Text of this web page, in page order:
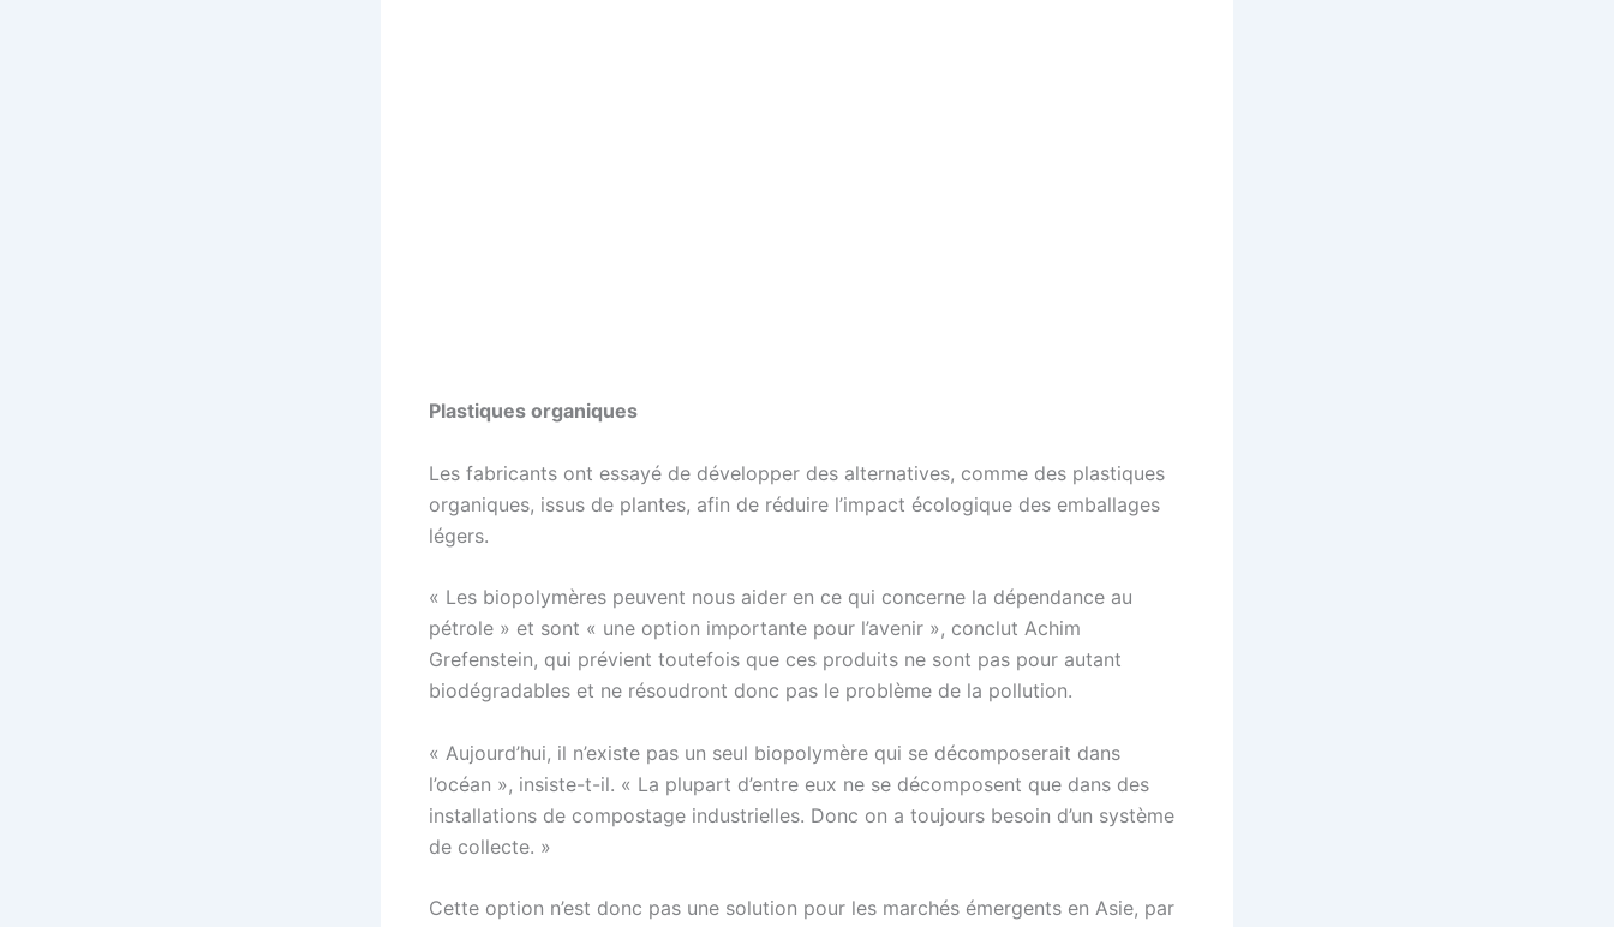
Plastiques organiques
Les fabricants ont essayé de développer des alternatives, comme des plastiques
organiques, issus de plantes, afin de réduire l’impact écologique des emballages
légers.
« Les biopolymères peuvent nous aider en ce qui concerne la dépendance au
pétrole » et sont « une option importante pour l’avenir », conclut Achim
Grefenstein, qui prévient toutefois que ces produits ne sont pas pour autant
biodégradables et ne résoudront donc pas le problème de la pollution.
« Aujourd’hui, il n’existe pas un seul biopolymère qui se décomposerait dans
l’océan », insiste-t-il. « La plupart d’entre eux ne se décomposent que dans des
installations de compostage industrielles. Donc on a toujours besoin d’un système
de collecte. »
Cette option n’est donc pas une solution pour les marchés émergents en Asie, par